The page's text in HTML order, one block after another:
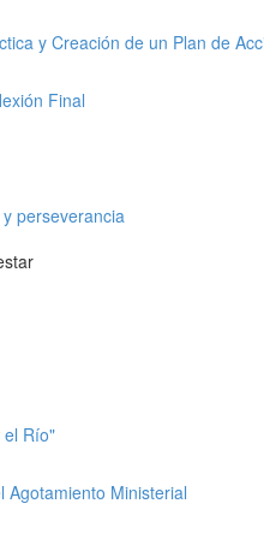
y Creación de un Plan de
Final
perseverancia
el Río"
Agotamiento Ministerial